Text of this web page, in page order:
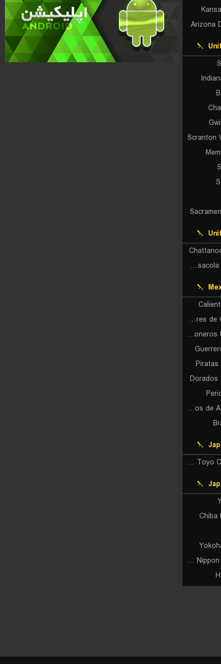
Arizona
Scranton
Pensacola Blue Wahoos
Tigres de Quintana Roo
Algodoneros Union Laguna
Piratas
Dorados
Rieleros de Aguascalientes
Hiroshima Toyo Carp Reserves
Chiba
Hokkaido Nippon Ham Fighters